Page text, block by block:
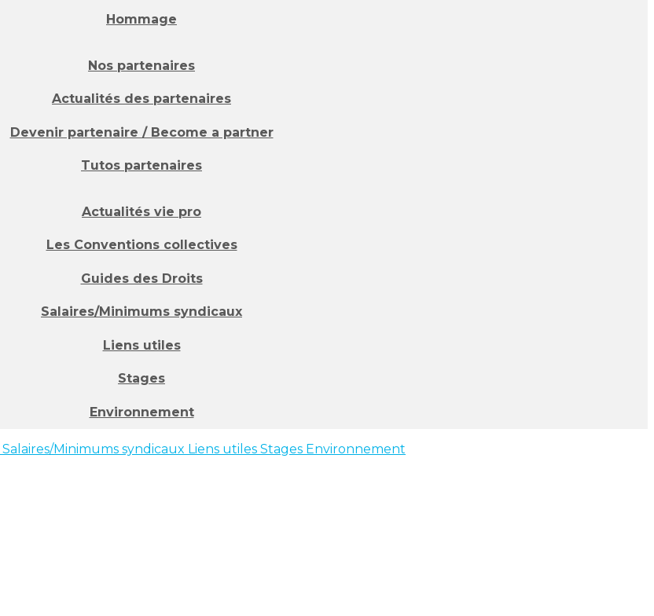
Hommage
Nos partenaires
Actualités des partenaires
Devenir partenaire / Become a partner
Tutos partenaires
Actualités vie pro
Les Conventions collectives
Guides des Droits
Salaires/Minimums syndicaux
Liens utiles
Stages
Environnement
Salaires/Minimums syndicaux Liens utiles Stages Environnement